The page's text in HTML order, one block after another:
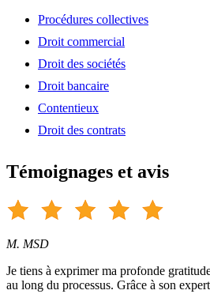
Procédures collectives
Droit commercial
Droit des sociétés
Droit bancaire
Contentieux
Droit des contrats
Témoignages et avis
M. MSD
Je tiens à exprimer ma profonde
au long du processus. Grâce à son